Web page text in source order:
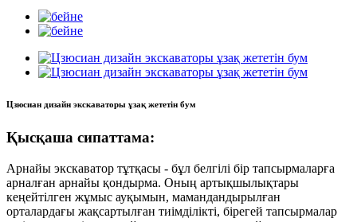
Цзюсиан дизайн экскаваторы ұзақ жететін бум
Қысқаша сипаттама:
Арнайы экскаватор тұтқасы - бұл белгілі бір тапсырмаларға
арналған арнайы қондырма. Оның артықшылықтары
кеңейтілген жұмыс ауқымын, мамандандырылған
орталардағы жақсартылған тиімділікті, бірегей тапсырмалар